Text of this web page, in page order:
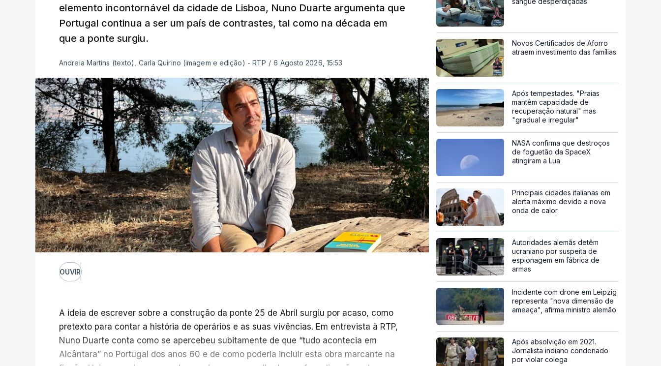
elemento incontornável da cidade de Lisboa, Nuno Duarte argumenta que
Portugal continua a ser um país de contrastes, tal como na década em
que a ponte surgiu.
Andreia Martins (texto), Carla Quirino (imagem e edição) - RTP / 6 Agosto 2026, 15:53
OUVIR
A ideia de escrever sobre a construção da ponte 25 de Abril surgiu por acaso, como
pretexto para contar a história de operários e as suas vivências. Em entrevista à RTP,
Nuno Duarte conta como se apercebeu subitamente de que “tudo acontecia em
Alcântara” no Portugal dos anos 60 e de como poderia incluir esta obra marcante na
Novos Certificados de Aforro
atraem investimento das famílias
Após tempestades. "Praias
mantêm capacidade de
recuperação natural" mas
"gradual e irregular"
NASA confirma que destroços
de foguetão da SpaceX
atingiram a Lua
Principais cidades italianas em
alerta máximo devido a nova
onda de calor
Autoridades alemãs detêm
ucraniano por suspeita de
espionagem em fábrica de
armas
Incidente com drone em Leipzig
representa "nova dimensão de
ameaça", afirma ministro alemão
Após absolvição em 2021.
Jornalista indiano condenado
por violar colega